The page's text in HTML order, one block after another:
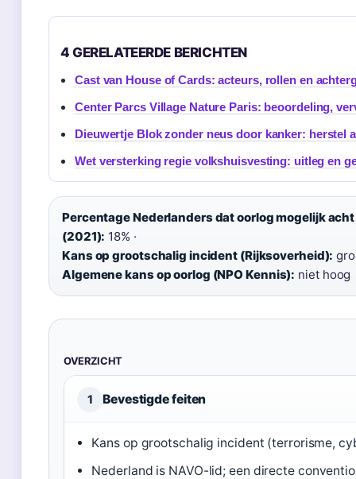
4 GERELATEERDE BERICHTEN
Cast van House of Cards: acteurs, rollen en
Center Parcs Village Nature Paris: beoordeling,
Dieuwertje Blok zonder neus door kanker: herstel
Wet versterking regie volkshuisvesting: uitleg en
Percentage Nederlanders dat oorlog mogelijk
(2021): 18% ·
Kans op grootschalig incident (Rijksoverheid):
Algemene kans op oorlog (NPO Kennis): niet hoog
OVERZICHT
1 Bevestigde feiten
Kans op grootschalig incident (terrorisme,
Nederland is NAVO-lid; een directe